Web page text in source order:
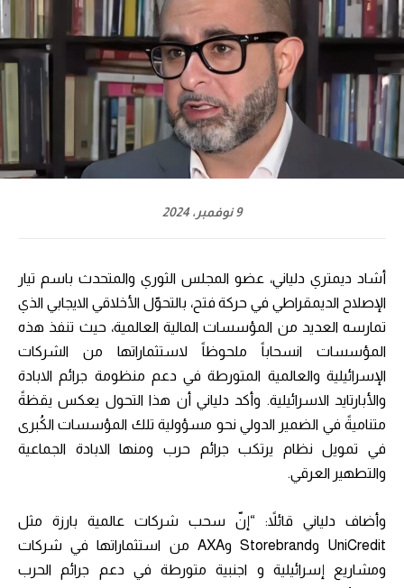
9 نوفمبر، 2024
أشاد ديمتري دلياني، عضو المجلس الثوري والمتحدث باسم تيار
الإصلاح الديمقراطي في حركة فتح، بالتحوّل الأخلاقي الايجابي الذي
تمارسه العديد من المؤسسات المالية العالمية، حيث تنفذ هذه
المؤسسات انسحاباً ملحوظاً لاستثماراتها من الشركات
الإسرائيلية والعالمية المتورطة في دعم منظومة جرائم الابادة
والأبارتايد الاسرائيلية. وأكد دلياني أن هذا التحول يعكس يقظةً
متناميةً في الضمير الدولي نحو مسؤولية تلك المؤسسات الكُبرى
في تمويل نظام يرتكب جرائم حرب ومنها الابادة الجماعية
والتطهير العرقي.
وأضاف دلياني قائلاً: “إنّ سحب شركات عالمية بارزة مثل
UniCredit وStorebrand وAXA من استثماراتها في شركات
ومشاريع إسرائيلية و اجنبية متورطة في دعم جرائم الحرب